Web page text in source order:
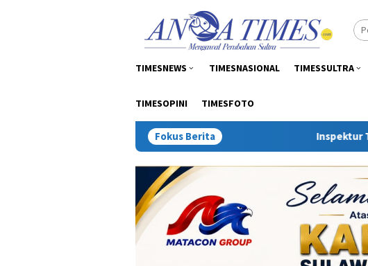
TIMESNEWS TIMESNASIONAL TIMESSULTRA
TIMESOPINI TIMESFOTO
Fokus BeritaInspektur Tambang: Sengketa